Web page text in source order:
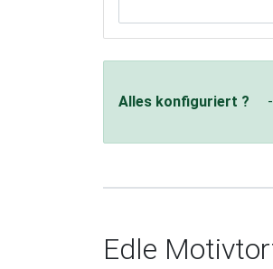
Alles konfiguriert ?
Edle